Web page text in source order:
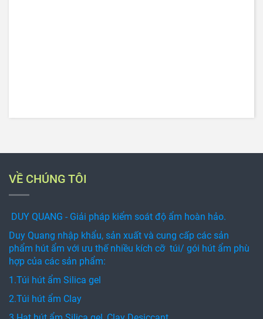
VỀ CHÚNG TÔI
DUY QUANG - Giải pháp kiểm soát độ ẩm hoàn hảo.
Duy Quang nhập khẩu, sản xuất và cung cấp các sản
phẩm hút ẩm với ưu thế nhiều kích cỡ túi/ gói hút ẩm phù
hợp của các sản phẩm:
1.Túi hút ẩm Silica gel
2.Túi hút ẩm Clay